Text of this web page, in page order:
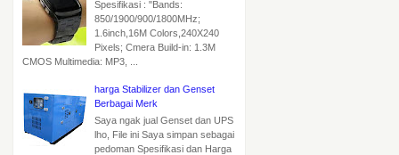
Spesifikasi : "Bands:
850/1900/900/1800MHz;
1.6inch,16M Colors,240X240
Pixels; Cmera Build-in: 1.3M
CMOS Multimedia: MP3, ...
harga Stabilizer dan Genset
Berbagai Merk
Saya ngak jual Genset dan UPS
lho, File ini Saya simpan sebagai
pedoman Spesifikasi dan Harga